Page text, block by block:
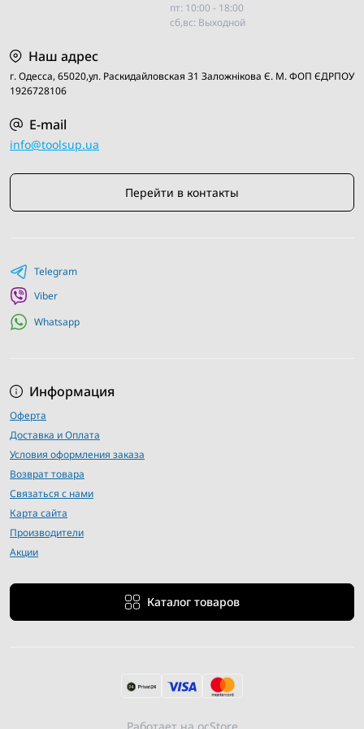
пт: 10:00 - 18:00
сб,вс: Выходной
Наш адрес
г. Одесса, 65020,ул. Раскидайловская 31 Заложнiкова Є. М. ФОП ЄДРПОУ
1926728106
E-mail
info@toolsup.ua
Перейти в контакты
Информация
Оферта
Доставка и Оплата
Условия оформления заказа
Возврат товара
Связаться с нами
Карта сайта
Производители
Акции
Каталог товаров
Telegram
Viber
Whatsapp